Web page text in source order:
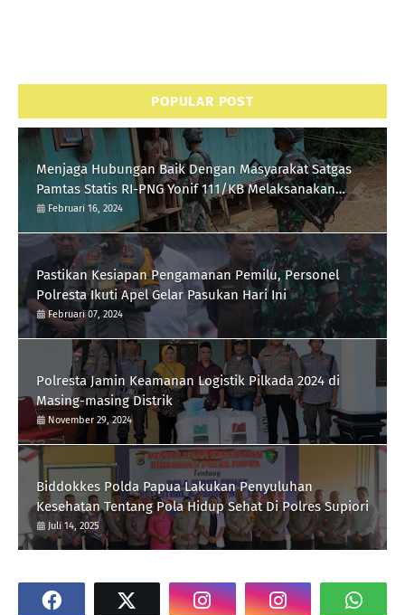
POPULAR POST
Menjaga Hubungan Baik Dengan Masyarakat Satgas
Pamtas Statis RI-PNG Yonif 111/KB Melaksanakan
Silaturrahmi
Februari 16, 2024
Pastikan Kesiapan Pengamanan Pemilu, Personel
Polresta Ikuti Apel Gelar Pasukan Hari Ini
Februari 07, 2024
Polresta Jamin Keamanan Logistik Pilkada 2024 di
Masing-masing Distrik
November 29, 2024
Biddokkes Polda Papua Lakukan Penyuluhan
Kesehatan Tentang Pola Hidup Sehat Di Polres Supiori
Juli 14, 2025